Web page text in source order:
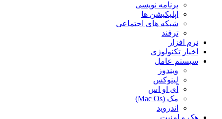
برنامه نویسی
اپلیکیشن ها
شبکه های اجتماعی
ترفند
نرم افزار
اخبار تکنولوژی
سیستم عامل
ویندوز
لینوکس
آی او اس
مک (Mac Os)
اندروید
هک و امنیت